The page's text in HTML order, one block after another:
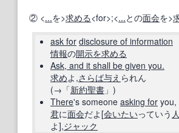
② <...を>求める<for>;<...との面会を>
ask for disclosure of information
情報の開示を求める
Ask, and it shall be given you.
求めよ,さらば与え られん
(→「新約聖書 」)
There's someone asking for you,
君に面会だよ[会いたいっていう 人
よ],ジャック